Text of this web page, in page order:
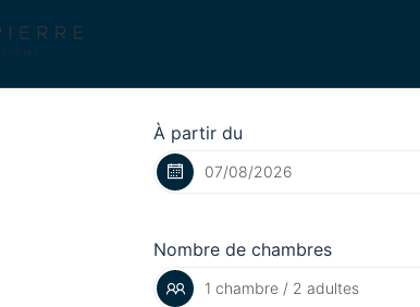
À partir du
Nombre de chambres
1 chambre / 2 adultes